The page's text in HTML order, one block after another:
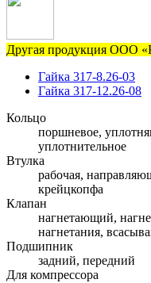
Другая продукция ООО
Гайка 317-8.26-03
Гайка 317-12.26-08
Кольцо
поршневое,
уплотнительное
Втулка
рабочая,
крейцкопфа
Клапан
нагнетающий,
нагнетания,
Подшипник
задний, передний
Для компрессора